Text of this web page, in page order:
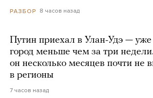
РАЗБОР 8 часов назад
Путин приехал в Улан-Удэ —
город меньше чем за три
он несколько месяцев почти не
в регионы
7 часов назад